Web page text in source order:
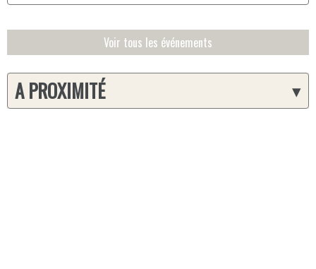
Voir tous les événements
▾
A PROXIMITÉ